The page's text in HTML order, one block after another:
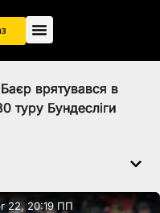
Баєр врятувався в
туру Бундесліги
22, 20:19 ПП